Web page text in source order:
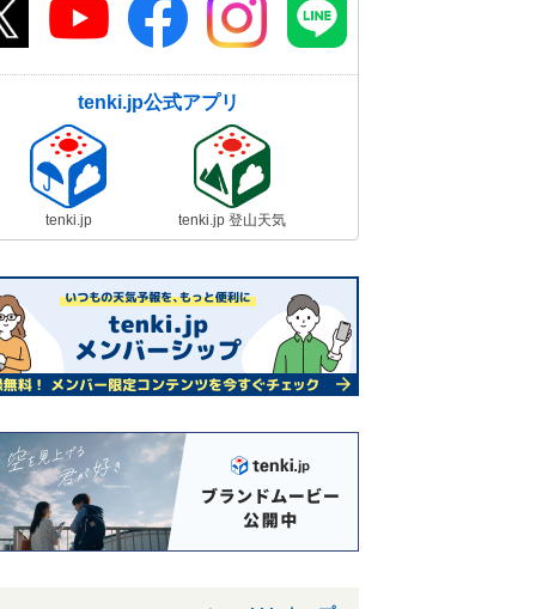
tenki.jp公式アプリ
tenki.jp tenki.jp 登山天気